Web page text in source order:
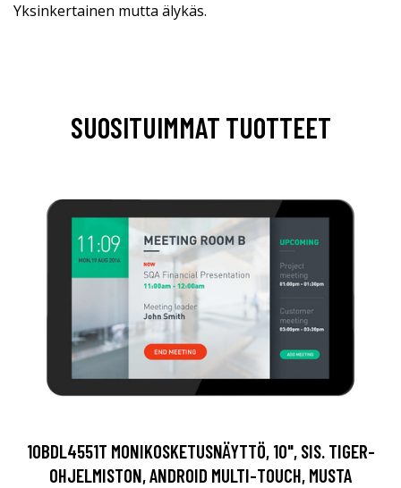
Yksinkertainen mutta älykäs.
SUOSITUIMMAT TUOTTEET
10BDL4551T MONIKOSKETUSNÄYTTÖ, 10", SIS. TIGER-
OHJELMISTON, ANDROID MULTI-TOUCH, MUSTA